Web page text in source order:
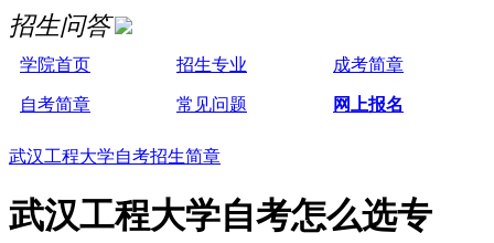
招生问答
学院首页 招生专业 成考简章
自考简章 常见问题 网上报名
武汉工程大学自考招生简章
武汉工程大学自考怎么选专